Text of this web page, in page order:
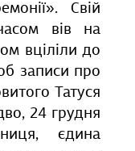
Свій
вів на
вціліли до
записи про
Татуся
24 грудня
єдина